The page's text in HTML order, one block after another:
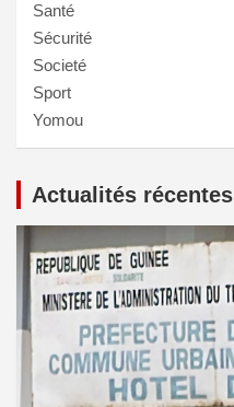
Santé
Sécurité
Societé
Sport
Yomou
Actualités récentes